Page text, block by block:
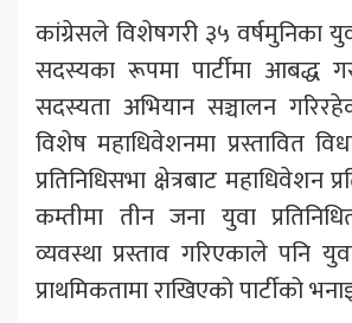
कांग्रेसले विशेषगरी ३५ वर्षमुनिका
सदस्यका रूपमा पार्टीमा आबद्ध
सदस्यता अभियान सञ्चालन
विशेष महाधिवेशनमा प्रस्तावित
प्रतिनिधिसभा क्षेत्रबाट महाधिवेशन
कम्तीमा तीन जना युवा
व्यवस्था प्रस्ताव गरिएकाले पनि
प्राथमिकतामा राखिएको पार्टीको